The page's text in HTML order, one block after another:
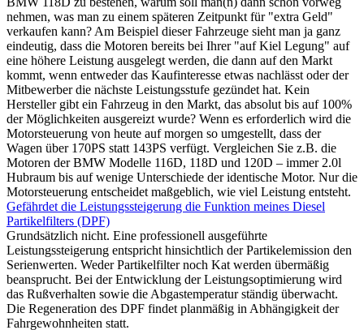
nehmen, was man zu einem späteren Zeitpunkt für "extra Geld"
verkaufen kann? Am Beispiel dieser Fahrzeuge sieht man ja ganz
eindeutig, dass die Motoren bereits bei Ihrer "auf Kiel Legung" auf
eine höhere Leistung ausgelegt werden, die dann auf den Markt
kommt, wenn entweder das Kaufinteresse etwas nachlässt oder der
Mitbewerber die nächste Leistungsstufe gezündet hat. Kein
Hersteller gibt ein Fahrzeug in den Markt, das absolut bis auf 100%
der Möglichkeiten ausgereizt wurde? Wenn es erforderlich wird die
Motorsteuerung von heute auf morgen so umgestellt, dass der
Wagen über 170PS statt 143PS verfügt. Vergleichen Sie z.B. die
Motoren der BMW Modelle 116D, 118D und 120D – immer 2.0l
Hubraum bis auf wenige Unterschiede der identische Motor. Nur die
Motorsteuerung entscheidet maßgeblich, wie viel Leistung entsteht.
Gefährdet die Leistungssteigerung die Funktion meines Diesel
Partikelfilters (DPF)
Grundsätzlich nicht. Eine professionell ausgeführte
Leistungssteigerung entspricht hinsichtlich der Partikelemission den
Serienwerten. Weder Partikelfilter noch Kat werden übermäßig
beansprucht. Bei der Entwicklung der Leistungsoptimierung wird
das Rußverhalten sowie die Abgastemperatur ständig überwacht.
Die Regeneration des DPF findet planmäßig in Abhängigkeit der
Fahrgewohnheiten statt.